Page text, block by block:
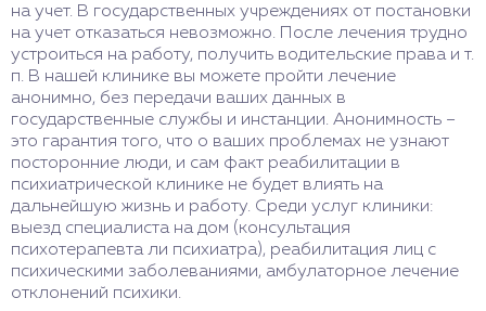
на учет. В государственных учреждениях от постановки
на учет отказаться невозможно. После лечения трудно
устроиться на работу, получить водительские права и т.
п. В нашей клинике вы можете пройти лечение
анонимно, без передачи ваших данных в
государственные службы и инстанции. Анонимность –
это гарантия того, что о ваших проблемах не узнают
посторонние люди, и сам факт реабилитации в
психиатрической клинике не будет влиять на
дальнейшую жизнь и работу. Среди услуг клиники:
выезд специалиста на дом (консультация
психотерапевта ли психиатра), реабилитация лиц с
психическими заболеваниями, амбулаторное лечение
отклонений психики.